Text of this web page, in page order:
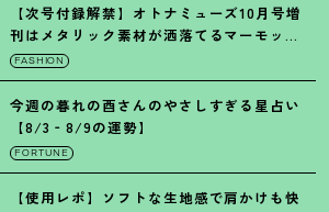
【次号付録解禁】オトナミューズ10月号増
刊はメタリック素材が洒落てるマーモット
の保冷バッグ
FASHION
今週の暮れの酉さんのやさしすぎる星占い
【8/3‐8/9の運勢】
FORTUNE
【使用レポ】ソフトな生地感で肩かけも快